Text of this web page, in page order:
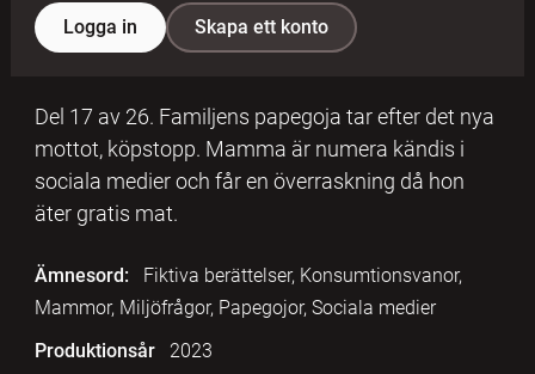
Logga in
Skapa ett konto
Del 17 av 26. Familjens papegoja tar efter det nya
mottot, köpstopp. Mamma är numera kändis i
sociala medier och får en överraskning då hon
äter gratis mat.
Ämnesord:
Fiktiva berättelser, Konsumtionsvanor,
Mammor, Miljöfrågor, Papegojor, Sociala medier
Produktionsår
2023